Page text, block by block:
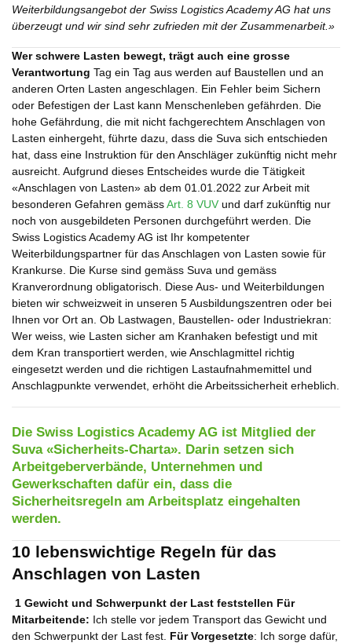
Weiterbildungsangebot der Swiss Logistics Academy AG hat uns
überzeugt und wir sind sehr zufrieden mit der Zusammenarbeit.»
Wer schwere Lasten bewegt, trägt auch eine grosse
Verantwortung Tag ein Tag aus werden auf Baustellen und an
anderen Orten Lasten angeschlagen. Ein Fehler beim Sichern
oder Befestigen der Last kann Menschenleben gefährden. Die
hohe Gefährdung, die mit nicht fachgerechtem Anschlagen von
Lasten einhergeht, führte dazu, dass die Suva sich entschieden
hat, dass eine Instruktion für den Anschläger zukünftig nicht mehr
ausreicht. Aufgrund dieses Entscheides wurde die Tätigkeit
«Anschlagen von Lasten» ab dem 01.01.2022 zur Arbeit mit
besonderen Gefahren gemässArt. 8 VUV und darf zukünftig nur
noch von ausgebildeten Personen durchgeführt werden. Die
Swiss Logistics Academy AG ist Ihr kompetenter
Weiterbildungspartner für das Anschlagen von Lasten sowie für
Krankurse. Die Kurse sind gemäss Suva und gemäss
Kranverordnung obligatorisch. Diese Aus- und Weiterbildungen
bieten wir schweizweit in unseren 5 Ausbildungszentren oder bei
Ihnen vor Ort an. Ob Lastwagen, Baustellen- oder Industriekran:
Wer weiss, wie Lasten sicher am Kranhaken befestigt und mit
dem Kran transportiert werden, wie Anschlagmittel richtig
eingesetzt werden und die richtigen Lastaufnahmemittel und
Anschlagpunkte verwendet, erhöht die Arbeitssicherheit erheblich.
Die Swiss Logistics Academy AG ist Mitglied der
Suva «Sicherheits-Charta». Darin setzen sich
Arbeitgeberverbände, Unternehmen und
Gewerkschaften dafür ein, dass die
Sicherheitsregeln am Arbeitsplatz eingehalten
werden.
10 lebenswichtige Regeln für das
Anschlagen von Lasten
1 Gewicht und Schwerpunkt der Last feststellen Für
Mitarbeitende: Ich stelle vor jedem Transport das Gewicht und
den Schwerpunkt der Last fest. Für Vorgesetzte: Ich sorge dafür,